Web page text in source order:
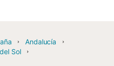
Andalucía
Sol